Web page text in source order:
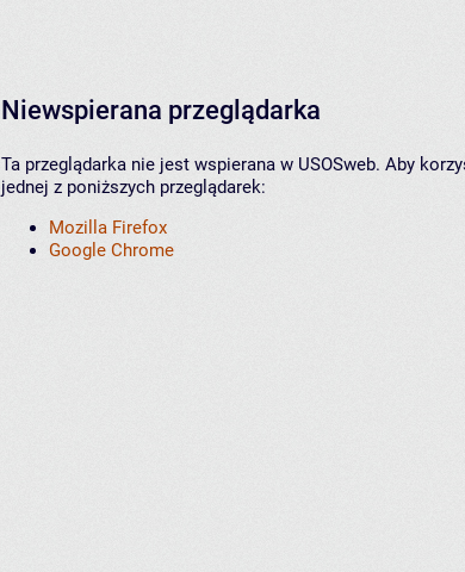
Niewspierana przeglądarka
Ta przeglądarka nie jest wspierana w USOSweb. Aby
jednej z poniższych przeglądarek:
Mozilla Firefox
Google Chrome